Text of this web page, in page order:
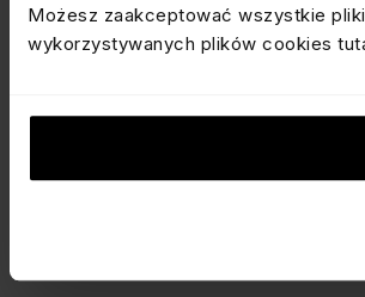
Możesz zaakceptować wszystkie
wykorzystywanych plików cookies